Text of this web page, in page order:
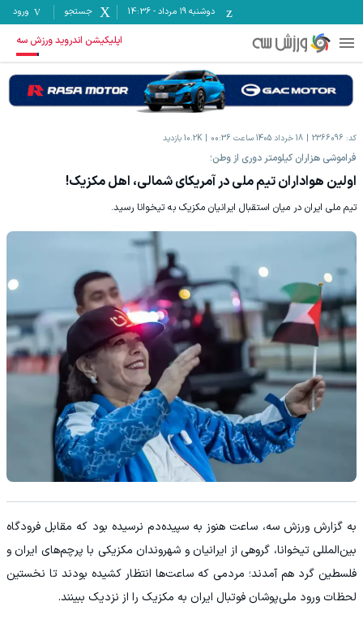
دوشنبه ۱۹ مرداد -
14:36 جستجو ورود
اپلیکیشن اندروید ورزش سه
کد: 2366096 18 خرداد 1405 ساعت 00:36 10.2K بازدید
فراموشی هزاران کیلومتر دوری از وطن؛
اولین هواداران تیم ملی در آمریکای شمالی، اهل مکزیک!
تیم ملی ایران در میان استقبال ایرانیان مکزیک به تیخوانا رسید.
به گزارش ورزش سه، ساعت هنوز به سپیده‌دم نرسیده بود که مقابل فرودگاه
بین‌المللی تیخوانا، گروهی از ایرانیان و شهروندان مکزیکی با پرچم‌های ایران و
فلسطین گرد هم آمدند؛ مردمی که ساعت‌ها انتظار کشیده بودند تا نخستین
لحظات ورود ملی‌پوشان فوتبال ایران به مکزیک را از نزدیک ببینند.